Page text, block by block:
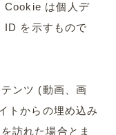
Cookie は個人デ
ID を示すもので
ンツ (動画、画
トからの埋め込み
訪れた場合とま